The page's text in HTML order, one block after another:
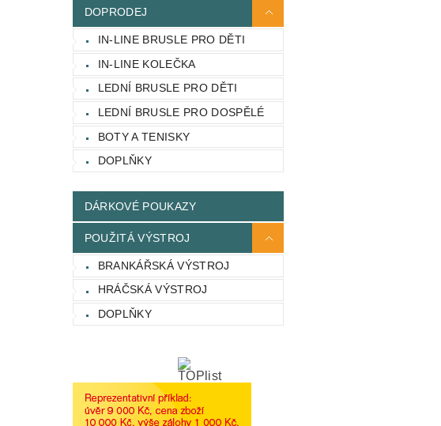
DOPRODEJ
IN-LINE BRUSLE PRO DĚTI
IN-LINE KOLEČKA
LEDNÍ BRUSLE PRO DĚTI
LEDNÍ BRUSLE PRO DOSPĚLÉ
BOTY A TENISKY
DOPLŇKY
DÁRKOVÉ POUKAZY
POUŽITÁ VÝSTROJ
BRANKÁŘSKÁ VÝSTROJ
HRÁČSKÁ VÝSTROJ
DOPLŇKY